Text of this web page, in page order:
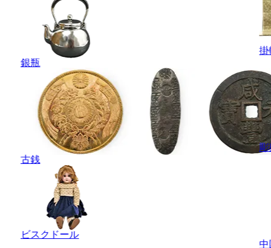
銀瓶
古銭
ビスクドール
掛
彫
中